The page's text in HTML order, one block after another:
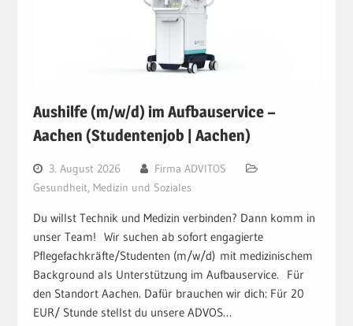
Aushilfe (m/w/d) im Aufbauservice –
Aachen (Studentenjob | Aachen)
3. August 2026
Firma ADVITOS
Gesundheit, Medizin und Soziales
Du willst Technik und Medizin verbinden? Dann komm in
unser Team! Wir suchen ab sofort engagierte
Pflegefachkräfte/Studenten (m/w/d) mit medizinischem
Background als Unterstützung im Aufbauservice. Für
den Standort Aachen. Dafür brauchen wir dich: Für 20
EUR/ Stunde stellst du unsere ADVOS…